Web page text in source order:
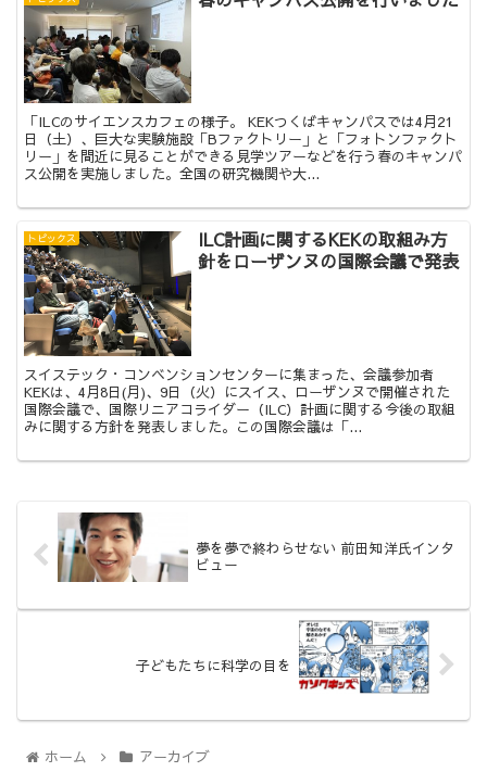
「ILCのサイエンスカフェの様子。 KEKつくばキャンパスでは4月21
日（土）、巨大な実験施設「Bファクトリー」と「フォトンファクト
リー」を間近に見ることができる見学ツアーなどを行う春のキャンパ
ス公開を実施しました。全国の研究機関や大...
トピックス
ILC計画に関するKEKの取組み方
針をローザンヌの国際会議で発表
スイステック・コンベンションセンターに集まった、会議参加者
KEKは、4月8日(月)、9日（火）にスイス、ローザンヌで開催された
国際会議で、国際リニアコライダー（ILC）計画に関する今後の取組
みに関する方針を発表しました。この国際会議は「...
夢を夢で終わらせない 前田知洋氏インタ
ビュー
子どもたちに科学の目を
ホーム アーカイブ